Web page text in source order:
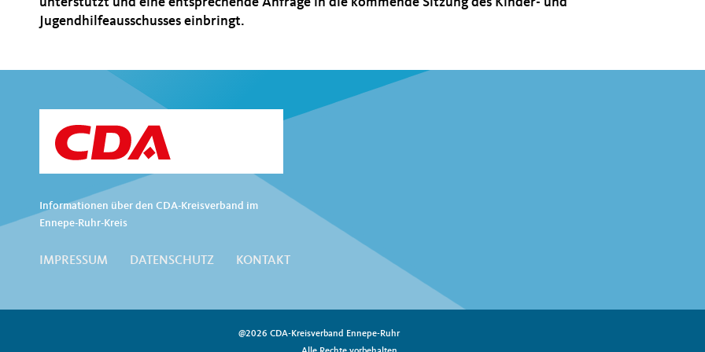
Jugendhilfeausschusses einbringt.
Informationen über den CDA-Kreisverband im
Ennepe-Ruhr-Kreis
IMPRESSUM DATENSCHUTZ KONTAKT
@2026 CDA-Kreisverband Ennepe-Ruhr